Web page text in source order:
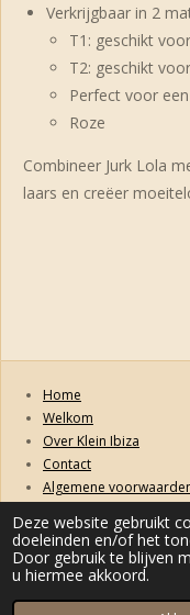
Deze website gebruikt
doeleinden en/of het
Door gebruik te blijven
u hiermee akkoord.
Verkrijgbaar in 2
T1: geschikt
T2: geschikt
Perfect voor
Roze
Combineer Jurk Lola
laars en creëer
Home
Welkom
Over Klein Ibiza
Contact
Algemene
Privacybeleid
Levertijd &